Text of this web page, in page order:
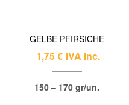
GELBE PFIRSICHE
1,75€ IVA Inc.
150 – 170 gr/un.